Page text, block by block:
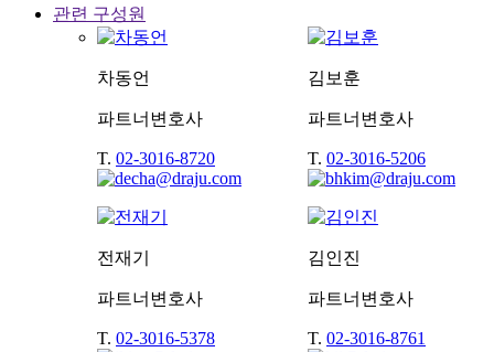
관련 구성원
차동언
파트너변호사
T. 02-3016-8720
김보훈
파트너변호사
T. 02-3016-5206
전재기
파트너변호사
T. 02-3016-5378
김인진
파트너변호사
T. 02-3016-8761